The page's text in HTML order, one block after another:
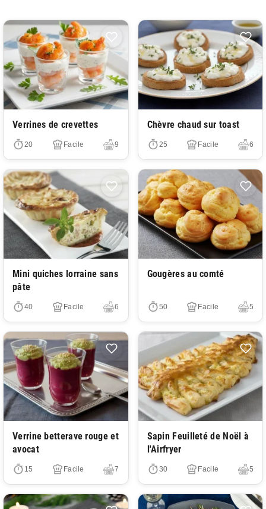
Très facile
Verrines de crevettes
20 Facile 9
Très facile
Chèvre chaud sur toast
25 Facile 6
Très facile
Mini quiches lorraine sans
pâte
40 Facile 6
Très facile
Gougères au comté
50 Facile 5
Très facile
Verrine betterave rouge et
avocat
15 Facile 7
Très facile
Sapin Feuilleté de Noël à
l'Airfryer
30 Facile 5